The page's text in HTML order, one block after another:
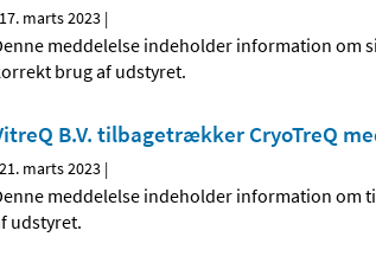
17. marts 2023 |
meddelelse indeholder information om
brug af udstyret.
B.V. tilbagetrækker CryoTreQ
21. marts 2023 |
meddelelse indeholder information om
udstyret.